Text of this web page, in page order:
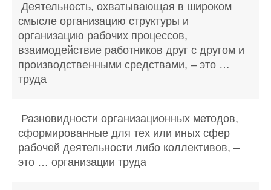
Деятельность, охватывающая в широком
смысле организацию структуры и
организацию рабочих процессов,
взаимодействие работников друг с другом и
производственными средствами, – это …
труда
Разновидности организационных методов,
сформированные для тех или иных сфер
рабочей деятельности либо коллективов, –
это … организации труда